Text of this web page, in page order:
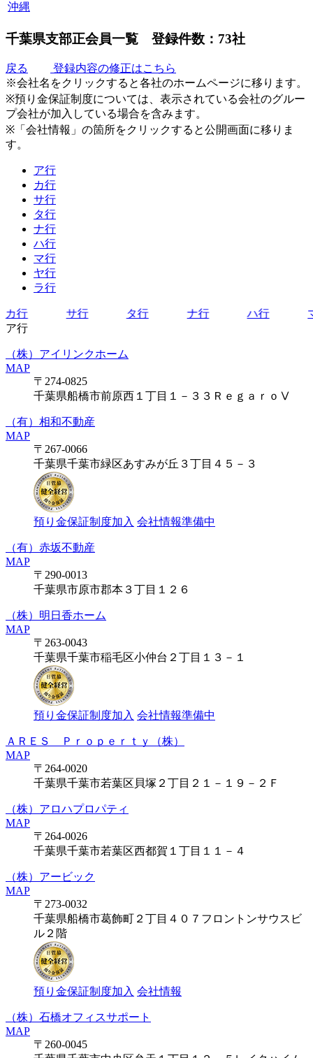
沖縄
千葉県支部正会員一覧 登録件数：73社
戻る
登録内容の修正はこちら
※会社名をクリックすると各社のホームページに移ります。
※預り金保証制度については、表示されている会社のグルー
プ会社が加入している場合を含みます。
※「会社情報」の箇所をクリックすると公開画面に移りま
す。
ア行
カ行
サ行
タ行
ナ行
ハ行
マ行
ヤ行
ラ行
カ行 サ行 タ行 ナ行 ハ行
ア行
（株）アイリンクホーム
MAP
〒274-0825
千葉県船橋市前原西１丁目１－３３ＲｅｇａｒｏⅤ
（有）相和不動産
MAP
〒267-0066
千葉県千葉市緑区あすみが丘３丁目４５－３
預り金保証制度加入 会社情報準備中
（有）赤坂不動産
MAP
〒290-0013
千葉県市原市郡本３丁目１２６
（株）明日香ホーム
MAP
〒263-0043
千葉県千葉市稲毛区小仲台２丁目１３－１
預り金保証制度加入 会社情報準備中
ＡＲＥＳ Ｐｒｏｐｅｒｔｙ（株）
MAP
〒264-0020
千葉県千葉市若葉区貝塚２丁目２１－１９－２Ｆ
（株）アロハプロパティ
MAP
〒264-0026
千葉県千葉市若葉区西都賀１丁目１１－４
（株）アービック
MAP
〒273-0032
千葉県船橋市葛飾町２丁目４０７フロントンサウスビ
ル２階
預り金保証制度加入 会社情報
（株）石橋オフィスサポート
MAP
〒260-0045